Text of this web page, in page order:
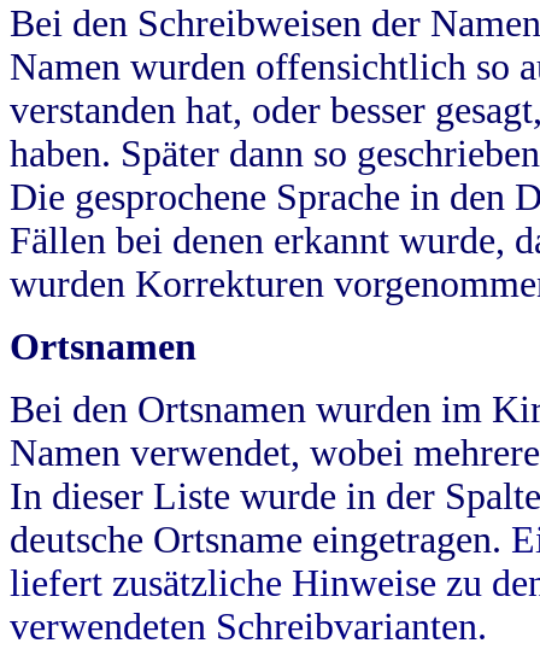
Bei den Schreibweisen der
Namen wurden offensichtlich so
verstanden hat, oder besser
haben. Später dann so
Die gesprochene Sprache in
Fällen bei denen erkannt wurde,
wurden Korrekturen
Ortsnamen
Bei den Ortsnamen wurden im
Namen verwendet, wobei
In dieser Liste wurde in der
deutsche Ortsname eingetragen.
liefert zusätzliche Hinweise zu
verwendeten Schreibvarianten.